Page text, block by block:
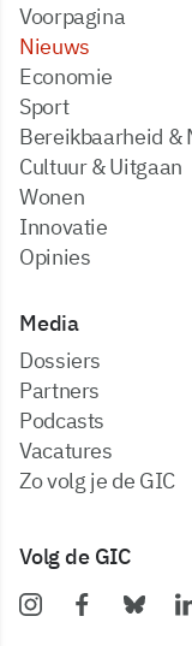
Voorpagina
Nieuws
Economie
Sport
Bereikbaarheid &
Cultuur & Uitgaan
Wonen
Innovatie
Opinies
Media
dossiers
partners
podcasts
vacatures
zo volg je de GIC
Volg de GIC